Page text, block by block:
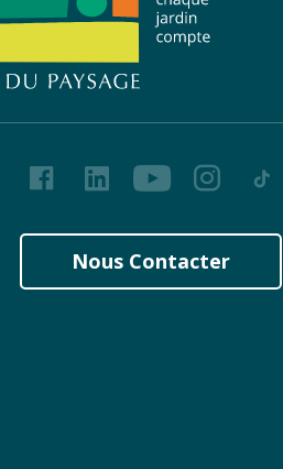
FacebookLinkedInYoutubeInstagram
Tiktok
Nous Contacter